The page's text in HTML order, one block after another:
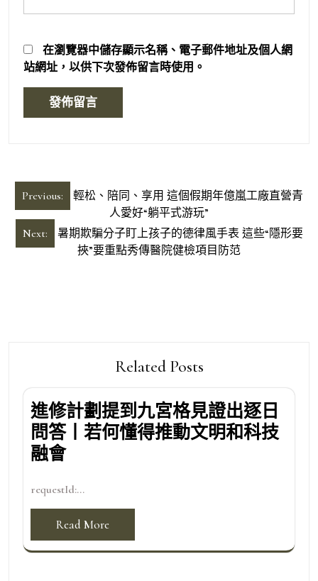
在瀏覽器中儲存顯示名稱、電子郵件地址及個人網
站網址，以供下次發佈留言時使用。
文
章
導
Previous:
輕松、陪同、享用 這個假期年億嵐工廠直營青
人愛好“躺平式游玩”
Next:
暑期欺騙分子盯上孩子的德律風手表 這些“隱形要
挾”要重點秀傳醫院健檢項目防范
Related Posts
進修計劃提到九宮格見證出逐日
問答丨若何懂得推動文明和科技
融會
requestId:...
Read More